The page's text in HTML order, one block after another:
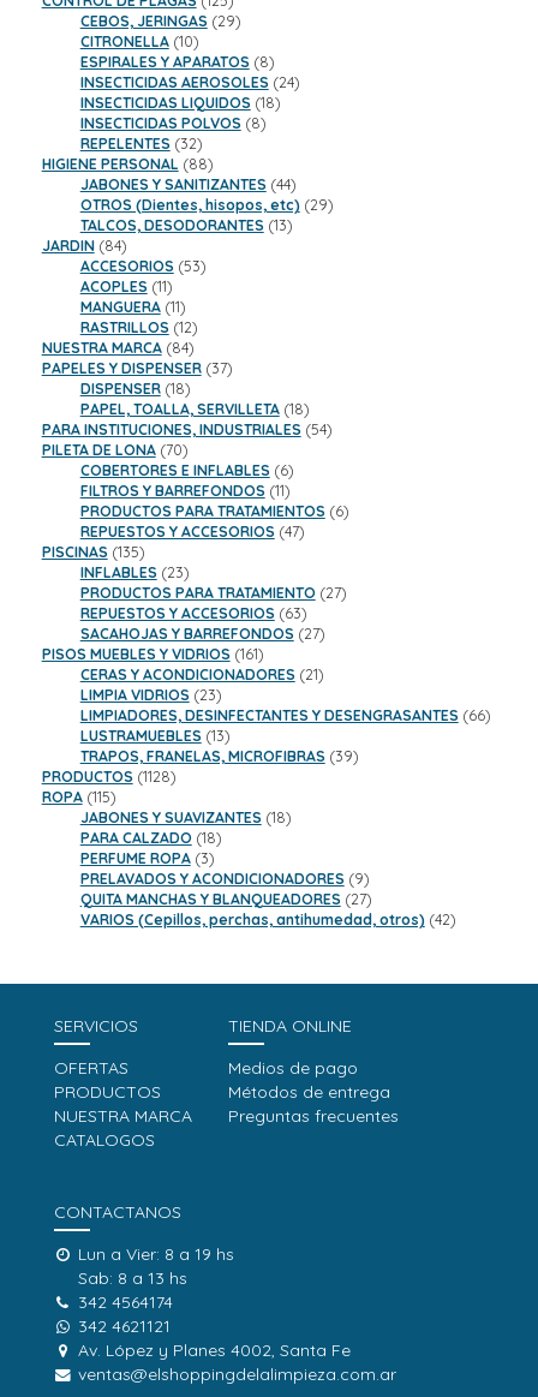
productos
CEBOS, JERINGAS 2929
CITRONELLA 1010
productos
ESPIRALES Y APARATOS 88
productos
INSECTICIDAS AEROSOLES 2424
INSECTICIDAS LIQUIDOS 1818
INSECTICIDAS POLVOS 88
REPELENTES 3232
productos
HIGIENE PERSONAL 8888
productos
JABONES Y SANITIZANTES 4444
productos
OTROS (Dientes, hisopos, etc) 2929
TALCOS, DESODORANTES 1313
JARDIN 8484
productos
ACCESORIOS 5353
ACOPLES 1111
productos
MANGUERA 1111
productos
RASTRILLOS 1212
productos
NUESTRA MARCA 8484
productos
PAPELES Y DISPENSER 3737
DISPENSER 1818
productos
PAPEL, TOALLA, SERVILLETA 1818
productos
PARA INSTITUCIONES, INDUSTRIALES 5454
PILETA DE LONA 7070
productos
COBERTORES E INFLABLES 66
productos
FILTROS Y BARREFONDOS 1111
productos
PRODUCTOS PARA TRATAMIENTOS 66
REPUESTOS Y ACCESORIOS 4747
PISCINAS 135135
productos
INFLABLES 2323
productos
PRODUCTOS PARA TRATAMIENTO 2727
REPUESTOS Y ACCESORIOS 6363
productos
SACAHOJAS Y BARREFONDOS 2727
PISOS MUEBLES Y VIDRIOS 161161
productos
CERAS Y ACONDICIONADORES 2121
LIMPIA VIDRIOS 2323
productos
LIMPIADORES, DESINFECTANTES Y DESENGRASANTES 6666
LUSTRAMUEBLES 1313
productos
TRAPOS, FRANELAS, MICROFIBRAS 3939
PRODUCTOS 11281128
ROPA 115115
productos
JABONES Y SUAVIZANTES 1818
PARA CALZADO 1818
PERFUME ROPA 33
productos
PRELAVADOS Y ACONDICIONADORES 99
productos
QUITA MANCHAS Y BLANQUEADORES 2727
productos
VARIOS (Cepillos, perchas, antihumedad, otros) 4242
SERVICIOS
OFERTAS
PRODUCTOS
NUESTRA MARCA
CATALOGOS
TIENDA ONLINE
Medios de pago
Métodos de entrega
Preguntas frecuentes
CONTACTANOS
Lun a Vier: 8 a 19 hs
Sab: 8 a 13 hs
342 4564174
342 4621121
Av. López y Planes 4002, Santa Fe
ventas@elshoppingdelalimpieza.com.ar